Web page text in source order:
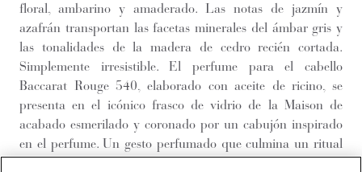
floral, ambarino y amaderado. Las notas de jazmín y
azafrán transportan las facetas minerales del ámbar gris y
las tonalidades de la madera de cedro recién cortada.
Simplemente irresistible. El perfume para el cabello
Baccarat Rouge 540, elaborado con aceite de ricino, se
presenta en el icónico frasco de vidrio de la Maison de
acabado esmerilado y coronado por un cabujón inspirado
en el perfume. Un gesto perfumado que culmina un ritual
de excepción para disfrutar a diario.